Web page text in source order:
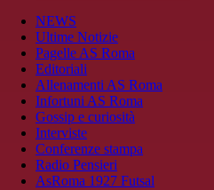
NEWS
Ultime Notizie
Pagelle AS Roma
Editoriali
Allenamenti AS Roma
Infortuni AS Roma
Gossip e curiosità
Interviste
Conferenze stampa
Radio Pensieri
AsRoma 1927 Futsal